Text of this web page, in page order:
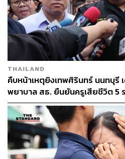
จังหวัดปัตตานียังมีสถานกา
ได้แก่ สายบุรี, แม่ลาน, โคก
ยะหริ่ง, ปะนาเระ, ทุ่งยางแ
เมืองฯ 115 ตำบล 697 หมู่
ทบ 114,620 ครัวเรือน ระดับ
จังหวัดยะลายังมีสถานการ
เมืองฯ, รามัน, เบตง, บันนัง
และกาบัง 53 ตำบล 289 ห
ระทบ 45,634 ครัวเรือน
THAILAND
คืบหน้าเหตุยิงเทพศิรินทร์ นนทบุรี
พยาบาล สธ. ยืนยันครูเสียชีวิต 5